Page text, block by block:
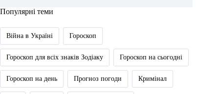
Популярні теми
Війна в Україні Гороскоп
Гороскоп для всіх знаків Зодіаку Гороскоп на сьогодні
Гороскоп на день Прогноз погоди Кримінал